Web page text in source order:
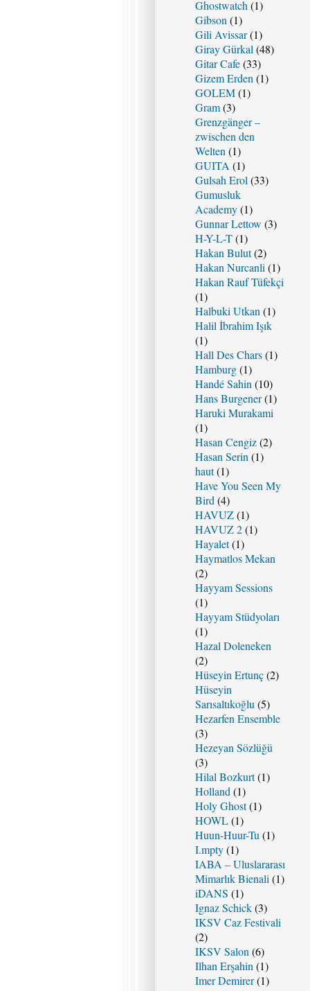
Ghostwatch (1)
Gibson (1)
Gili Avissar(1)
Giray Gürkal (48)
Gitar Cafe(33)
Gizem Erden (1)
GOLEM(1)
Gram(3)
Grenzgänger –
zwischen den
Welten (1)
GUITA (1)
Gulsah Erol (33)
Gumusluk
Academy(1)
Gunnar Lettow (3)
H-Y-L-T(1)
Hakan Bulut(2)
Hakan Nurcanli (1)
Hakan Rauf Tüfekçi
(1)
Halbuki Utkan (1)
Halil İbrahim Işık
(1)
Hall Des Chars(1)
Hamburg(1)
Handé Sahin (10)
Hans Burgener(1)
Haruki Murakami
(1)
Hasan Cengiz(2)
Hasan Serin (1)
haut(1)
Have You Seen My
Bird (4)
HAVUZ(1)
HAVUZ 2(1)
Hayalet(1)
Haymatlos Mekan
(2)
Hayyam Sessions
(1)
Hayyam Stüdyoları
(1)
Hazal Doleneken
(2)
Hüseyin Ertunç(2)
Hüseyin
Sarısaltıkoğlu (5)
Hezarfen Ensemble
(3)
Hezeyan Sözlüğü
(3)
Hilal Bozkurt(1)
Holland (1)
Holy Ghost(1)
HOWL(1)
Huun-Huur-Tu (1)
I.mpty(1)
IABA – Uluslararası
Mimarlık Bienali (1)
iDANS (1)
Ignaz Schick(3)
IKSV Caz Festivali
(2)
IKSV Salon (6)
Ilhan Erşahin (1)
Imer Demirer(1)